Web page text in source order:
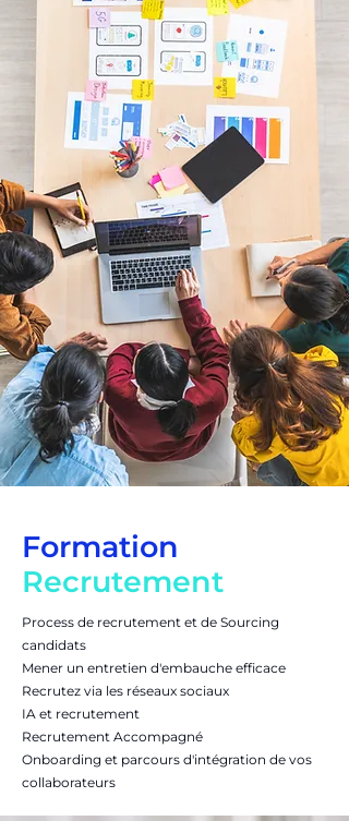
Formation
Recrutement
Process de recrutement et de Sourcing
candidats
Mener un entretien d'embauche efficace
Recrutez via les réseaux sociaux
IA et recrutement
Recrutement Accompagné
Onboarding et parcours d'intégration de vos
collaborateurs